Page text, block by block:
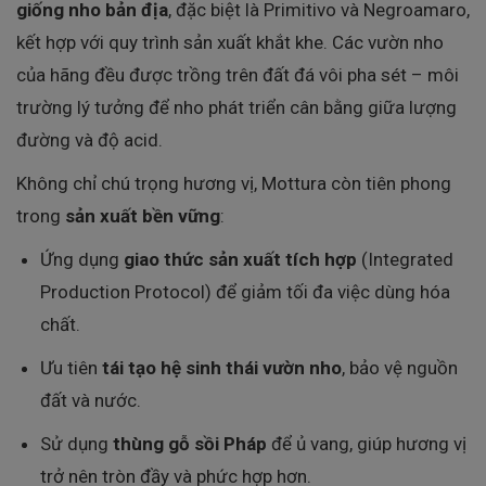
giống nho bản địa, đặc biệt là Primitivo và Negroamaro,
kết hợp với quy trình sản xuất khắt khe. Các vườn nho
của hãng đều được trồng trên đất đá vôi pha sét – môi
trường lý tưởng để nho phát triển cân bằng giữa lượng
đường và độ acid.
Không chỉ chú trọng hương vị, Mottura còn tiên phong
trong sản xuất bền vững:
Ứng dụng giao thức sản xuất tích hợp (Integrated
Production Protocol) để giảm tối đa việc dùng hóa
chất.
Ưu tiêntái tạo hệ sinh thái vườn nho, bảo vệ nguồn
đất và nước.
Sử dụngthùng gỗ sồi Pháp để ủ vang, giúp hương vị
trở nên tròn đầy và phức hợp hơn.